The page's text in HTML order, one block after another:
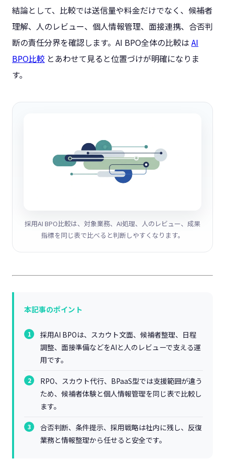
結論として、比較では送信量や料金だけでなく、候補者
理解、人のレビュー、個人情報管理、面接連携、合否判
断の責任分界を確認します。AI BPO全体の比較は AI
BPO比較 とあわせて見ると位置づけが明確になりま
す。
採用AI BPO比較は、対象業務、AI処理、人のレビュー、成果
指標を同じ表で比べると判断しやすくなります。
本記事のポイント
採用AI BPOは、スカウト文面、候補者整理、日程
調整、面接準備などをAIと人のレビューで支える運
用です。
RPO、スカウト代行、BPaaS型では支援範囲が違う
ため、候補者体験と個人情報管理を同じ表で比較し
ます。
合否判断、条件提示、採用戦略は社内に残し、反復
業務と情報整理から任せると安全です。